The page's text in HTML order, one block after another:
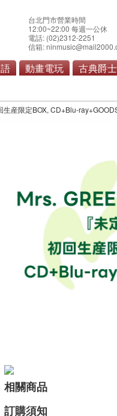
台北門市營業時間
12:00~22:00 每週一公休
電話: (02)2312-2251
信箱:
動畫電玩 古典爵士
生産限定BOX, CD+Blu-
相關商品
訂購須知